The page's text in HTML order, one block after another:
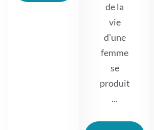
de la
vie
d'une
femme
se
produit
...